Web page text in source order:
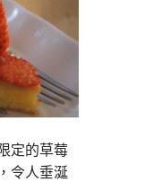
定的草莓
令人垂涎